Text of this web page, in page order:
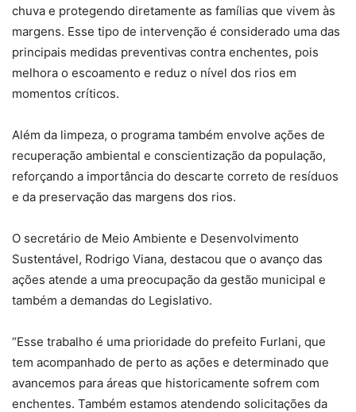
chuva e protegendo diretamente as famílias que vivem às
margens. Esse tipo de intervenção é considerado uma das
principais medidas preventivas contra enchentes, pois
melhora o escoamento e reduz o nível dos rios em
momentos críticos.
Além da limpeza, o programa também envolve ações de
recuperação ambiental e conscientização da população,
reforçando a importância do descarte correto de resíduos
e da preservação das margens dos rios.
O secretário de Meio Ambiente e Desenvolvimento
Sustentável, Rodrigo Viana, destacou que o avanço das
ações atende a uma preocupação da gestão municipal e
também a demandas do Legislativo.
“Esse trabalho é uma prioridade do prefeito Furlani, que
tem acompanhado de perto as ações e determinado que
avancemos para áreas que historicamente sofrem com
enchentes. Também estamos atendendo solicitações da